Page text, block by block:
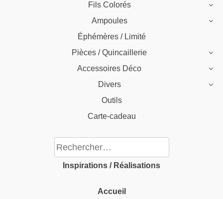
Fils Colorés
Ampoules
Éphémères / Limité
Pièces / Quincaillerie
Accessoires Déco
Divers
Outils
Carte-cadeau
Rechercher :
Inspirations / Réalisations
Accueil